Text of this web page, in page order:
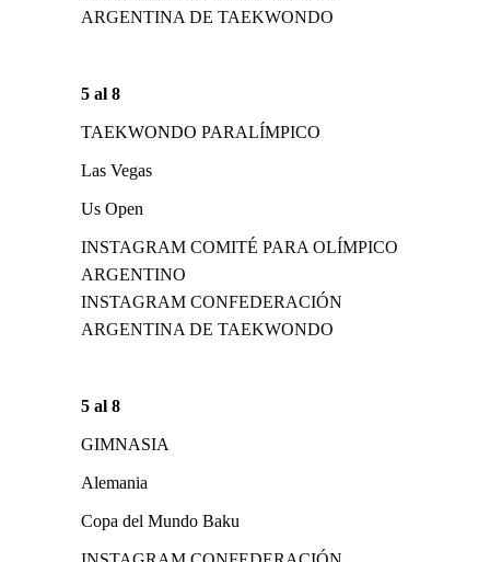
ARGENTINA DE TAEKWONDO
5 al 8
TAEKWONDO PARALÍMPICO
Las Vegas
Us Open
INSTAGRAM COMITÉ PARA OLÍMPICO
ARGENTINO
INSTAGRAM CONFEDERACIÓN
ARGENTINA DE TAEKWONDO
5 al 8
GIMNASIA
Alemania
Copa del Mundo Baku